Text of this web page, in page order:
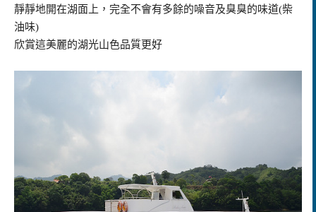
靜靜地開在湖面上，完全不會有多餘的噪音及臭臭的味道(柴
油味)
欣賞這美麗的湖光山色品質更好